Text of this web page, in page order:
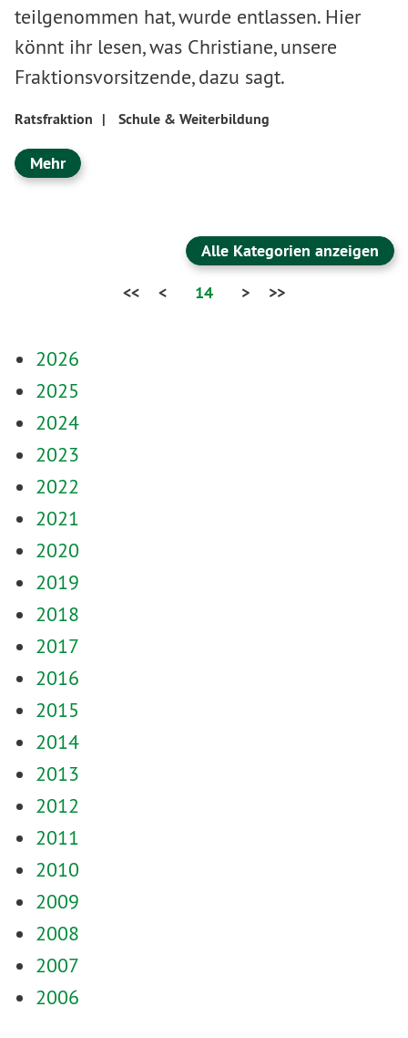
teilgenommen hat, wurde entlassen. Hier
könnt ihr lesen, was Christiane, unsere
Fraktionsvorsitzende, dazu sagt.
Ratsfraktion | Schule & Weiterbildung
Mehr
Alle Kategorien anzeigen
<<
< 14 > >>
2026
2025
2024
2023
2022
2021
2020
2019
2018
2017
2016
2015
2014
2013
2012
2011
2010
2009
2008
2007
2006